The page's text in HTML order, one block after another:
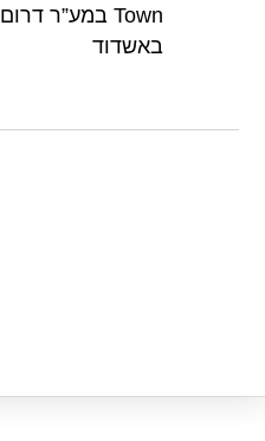
Town במע”ר דרום
באשדוד